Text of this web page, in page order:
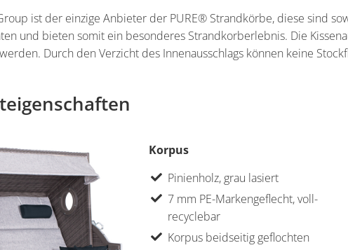
ist der einzige Anbieter der PURE® Strandkörbe, diese sind
und bieten somit ein besonderes Strandkorberlebnis. Die
Durch den Verzicht des Innenausschlags können keine
Korpus
Pinienholz, grau lasiert
7 mm PE-Markengeflecht, voll-
recyclebar
Korpus beidseitig geflochten